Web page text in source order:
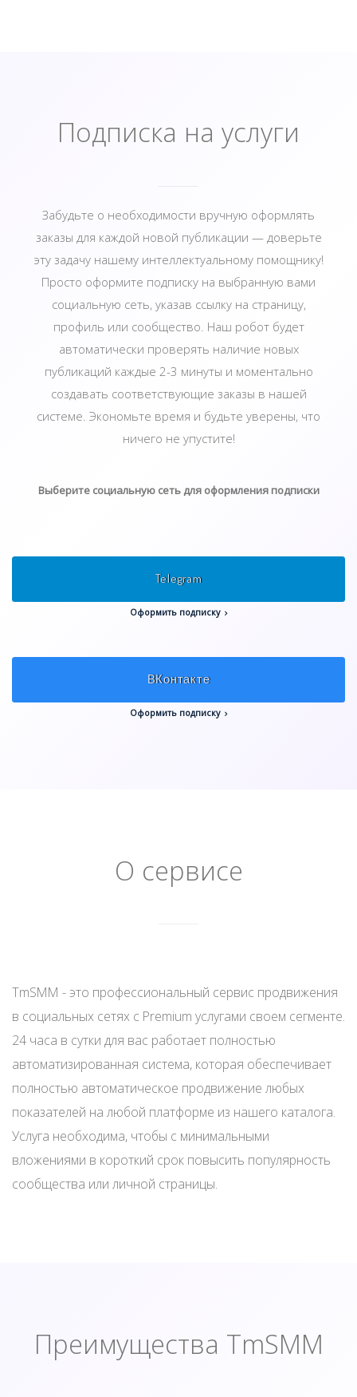
Подписка на услуги
Забудьте о необходимости вручную оформлять
заказы для каждой новой публикации — доверьте
эту задачу нашему интеллектуальному помощнику!
Просто оформите подписку на выбранную вами
социальную сеть, указав ссылку на страницу,
профиль или сообщество. Наш робот будет
автоматически проверять наличие новых
публикаций каждые 2-3 минуты и моментально
создавать соответствующие заказы в нашей
системе. Экономьте время и будьте уверены, что
ничего не упустите!
Выберите социальную сеть для оформления подписки
Telegram
Оформить подписку
ВКонтакте
Оформить подписку
О сервисе
TmSMM - это профессиональный сервис продвижения
в социальных сетях с Premium услугами своем сегменте.
24 часа в сутки для вас работает полностью
автоматизированная система, которая обеспечивает
полностью автоматическое продвижение любых
показателей на любой платформе из нашего каталога.
Услуга необходима, чтобы с минимальными
вложениями в короткий срок повысить популярность
сообщества или личной страницы.
Преимущества TmSMM